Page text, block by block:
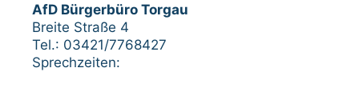
AfD Bürgerbüro Torgau
Breite Straße 4
Tel.: 03421/7768427
Sprechzeiten: